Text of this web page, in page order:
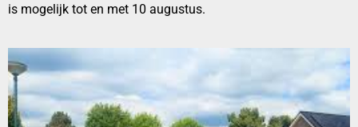
is mogelijk tot en met 10 augustus.